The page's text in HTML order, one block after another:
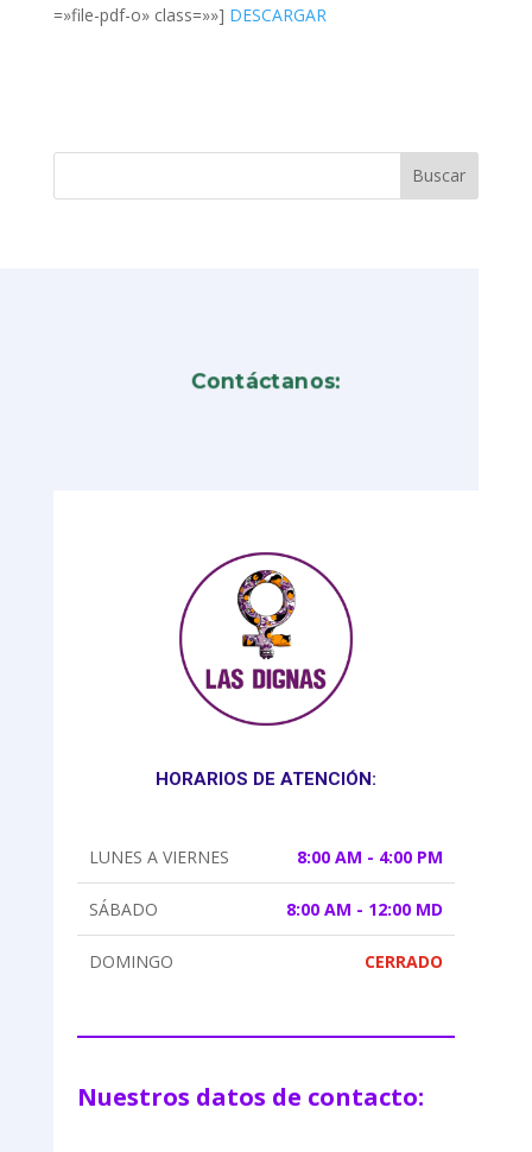
=»file-pdf-o» class=»»] DESCARGAR
Contáctanos:
HORARIOS DE ATENCIÓN:
LUNES A VIERNES 8:00 AM - 4:00 PM
SÁBADO 8:00 AM - 12:00 MD
DOMINGO CERRADO
Nuestros datos de contacto: